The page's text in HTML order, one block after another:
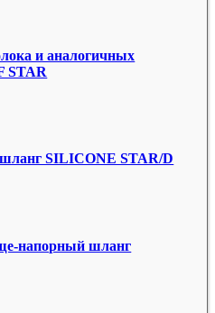
и аналогичных
STAR
SILICONE STAR/D
напорный шланг